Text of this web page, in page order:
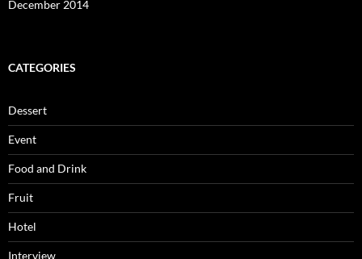
December 2014
CATEGORIES
Dessert
Event
Food and Drink
Fruit
Hotel
Interview